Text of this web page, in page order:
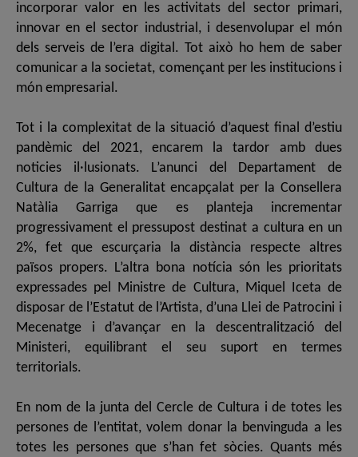
incorporar valor en les activitats del sector primari,
innovar en el sector industrial, i desenvolupar el món
dels serveis de l’era digital. Tot això ho hem de saber
comunicar a la societat, començant per les institucions i
món empresarial.
Tot i la complexitat de la situació d’aquest final d’estiu
pandèmic del 2021, encarem la tardor amb dues
noticies il·lusionats. L’anunci del Departament de
Cultura de la Generalitat encapçalat per la Consellera
Natàlia Garriga que es planteja incrementar
progressivament el pressupost destinat a cultura en un
2%, fet que escurçaria la distància respecte altres
països propers. L’altra bona notícia són les prioritats
expressades pel Ministre de Cultura, Miquel Iceta de
disposar de l’Estatut de l’Artista, d’una Llei de Patrocini i
Mecenatge i d’avançar en la descentralització del
Ministeri, equilibrant el seu suport en termes
territorials.
En nom de la junta del Cercle de Cultura i de totes les
persones de l’entitat, volem donar la benvinguda a les
totes les persones que s’han fet sòcies. Quants més